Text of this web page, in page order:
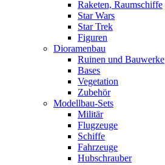
Raketen, Raumschiffe
Star Wars
Star Trek
Figuren
Dioramenbau
Ruinen und Bauwerke
Bases
Vegetation
Zubehör
Modellbau-Sets
Militär
Flugzeuge
Schiffe
Fahrzeuge
Hubschrauber